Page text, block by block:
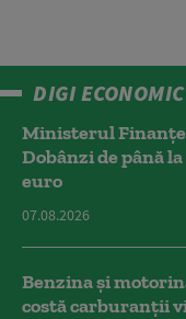
DIGI ECONOMIC
Ministerul
Dobânzi de până
euro
07.08.2026
Benzina și
costă carburanții